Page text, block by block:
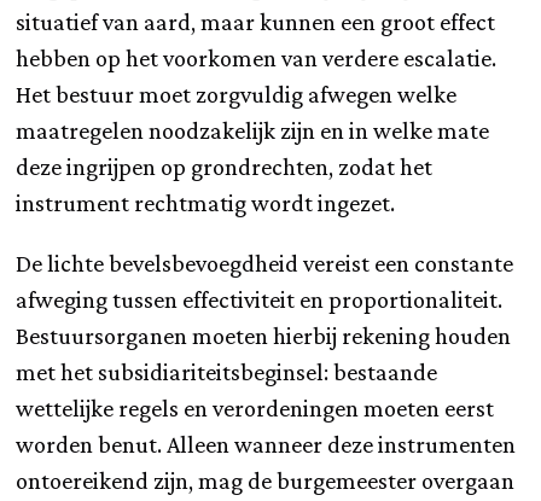
situatief van aard, maar kunnen een groot effect
hebben op het voorkomen van verdere escalatie.
Het bestuur moet zorgvuldig afwegen welke
maatregelen noodzakelijk zijn en in welke mate
deze ingrijpen op grondrechten, zodat het
instrument rechtmatig wordt ingezet.
De lichte bevelsbevoegdheid vereist een constante
afweging tussen effectiviteit en proportionaliteit.
Bestuursorganen moeten hierbij rekening houden
met het subsidiariteitsbeginsel: bestaande
wettelijke regels en verordeningen moeten eerst
worden benut. Alleen wanneer deze instrumenten
ontoereikend zijn, mag de burgemeester overgaan